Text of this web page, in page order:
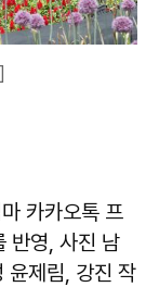
카카오톡 프
반영, 사진 남
윤제림, 강진 작